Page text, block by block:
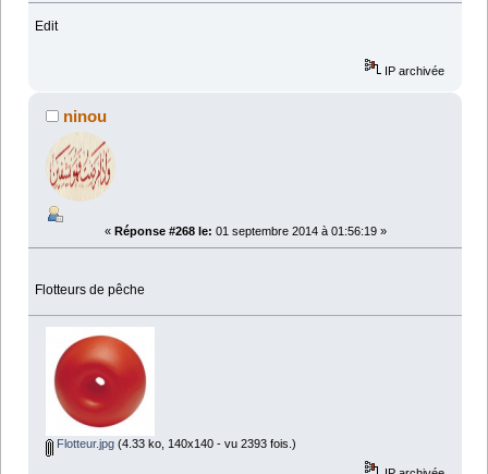
Edit
IP archivée
ninou
« Réponse #268 le: 01 septembre 2014 à 01:56:19 »
Flotteurs de pêche
Flotteur.jpg(4.33 ko, 140x140 - vu 2393 fois.)